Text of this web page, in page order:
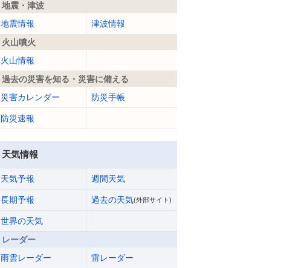
地震・津波
地震情報
津波情報
火山噴火
火山情報
過去の災害を知る・災害に備える
災害カレンダー
防災手帳
防災速報
天気情報
天気予報 週間天気
長期予報 過去の天気(外部サイト)
世界の天気
レーダー
雨雲レーダー
雷レーダー